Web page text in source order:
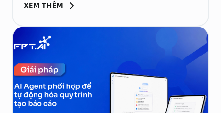
thực thi hàm rồi gửi kết quả về mô hình để
tạo phản hồi cuối cùng. Hãy cùng FPT.AI
tìm hiểu Function Calling là gì, cách thức
XEM THÊM